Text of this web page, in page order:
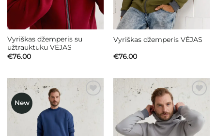
Vyriškas džemperis su
užtrauktuku VĖJAS
€76.00
Vyriškas džemperis VĖJAS
€76.00
New
Mėgstamiausias Mėgstamiausias